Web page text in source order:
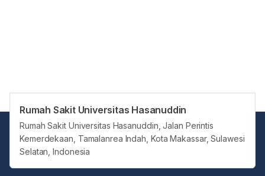
Rumah Sakit Universitas Hasanuddin
Rumah Sakit Universitas Hasanuddin, Jalan Perintis
Kemerdekaan, Tamalanrea Indah, Kota Makassar, Sulawesi
Selatan, Indonesia